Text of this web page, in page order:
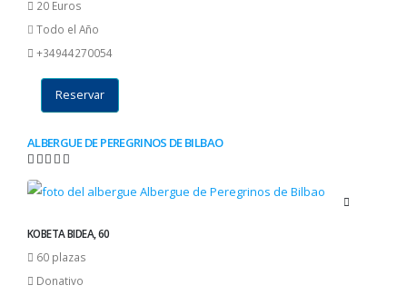
20 Euros
Todo el Año
+34944270054
Reservar
ALBERGUE DE PEREGRINOS DE BILBAO
KOBETA BIDEA, 60
60 plazas
Donativo